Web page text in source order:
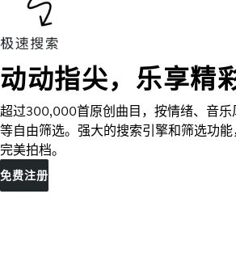
动动指尖，乐享精
超过300,000首原创曲目，按情绪、音乐
等自由筛选。强大的搜索引擎和筛选功
完美拍档。
免费注册